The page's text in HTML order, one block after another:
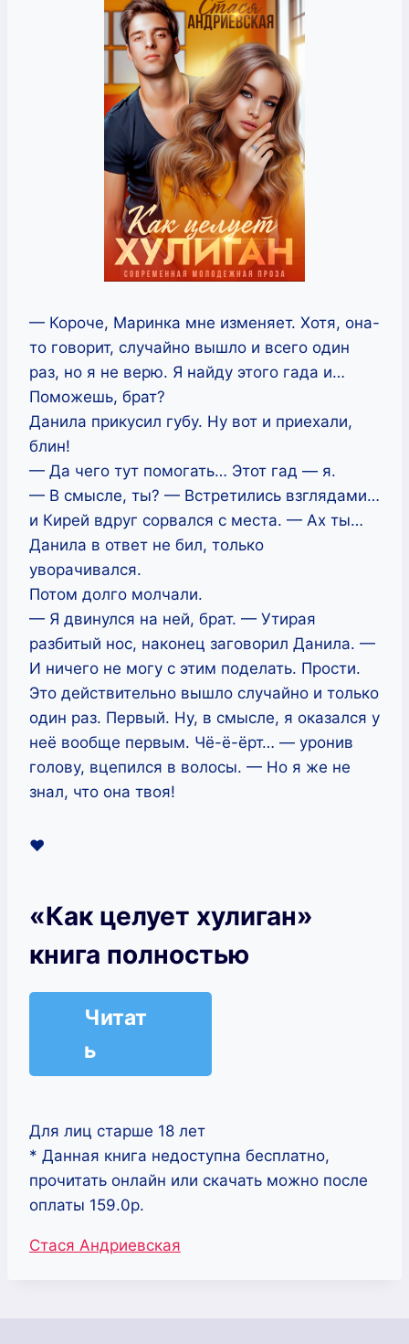
— Короче, Маринка мне изменяет. Хотя, она-
то говорит, случайно вышло и всего один
раз, но я не верю. Я найду этого гада и…
Поможешь, брат?
Данила прикусил губу. Ну вот и приехали,
блин!
— Да чего тут помогать… Этот гад — я.
— В смысле, ты? — Встретились взглядами…
и Кирей вдруг сорвался с места. — Ах ты…
Данила в ответ не бил, только
уворачивался.
Потом долго молчали.
— Я двинулся на ней, брат. — Утирая
разбитый нос, наконец заговорил Данила. —
И ничего не могу с этим поделать. Прости.
Это действительно вышло случайно и только
один раз. Первый. Ну, в смысле, я оказался у
неё вообще первым. Чё-ё-ёрт… — уронив
голову, вцепился в волосы. — Но я же не
знал, что она твоя!
❤️
«Как целует хулиган»
книга полностью
Читат
ь
Для лиц старше 18 лет
* Данная книга недоступна бесплатно,
прочитать онлайн или скачать можно после
оплаты 159.0р.
Метки
Стася Андриевская